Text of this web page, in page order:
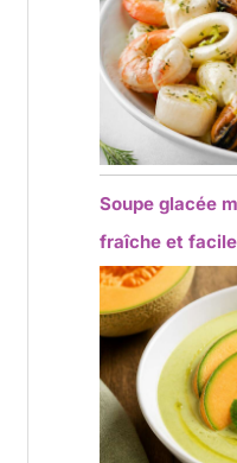
Soupe glacée
fraîche et facile